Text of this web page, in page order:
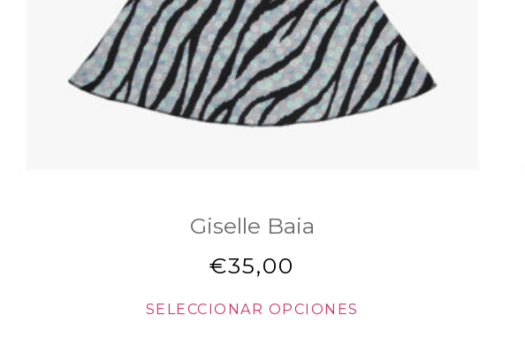
Giselle Baia
€35,00
SELECCIONAR OPCIONES